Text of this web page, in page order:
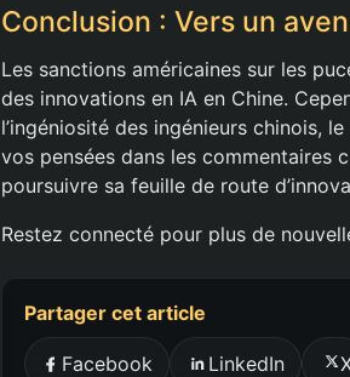
Conclusion : Vers un
Les sanctions américaines sur les
des innovations en IA en Chine.
l’ingéniosité des ingénieurs chinois,
vos pensées dans les commentaires
poursuivre sa feuille de route
Restez connecté pour plus de
Partager cet article
Facebook LinkedIn